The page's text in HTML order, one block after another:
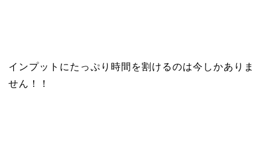
インプットにたっぷり時間を割けるのは今しかありま
せん！！